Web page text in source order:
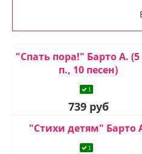
"Спать пора!" Барто А.
п., 10 песен)
1
739 руб
"Стихи детям" Барто
1